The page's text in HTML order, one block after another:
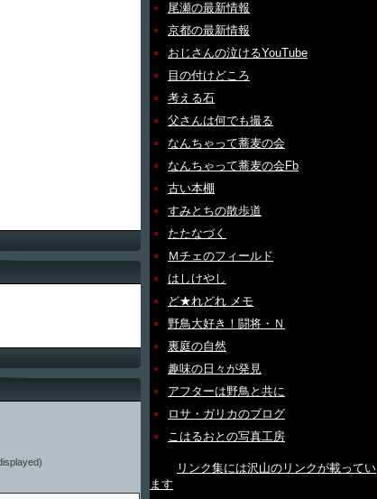
尾瀬の最新情報
京都の最新情報
おじさんの泣けるYouTube
目の付けどころ
考える石
父さんは何でも撮る
なんちゃって蕎麦の会
なんちゃって蕎麦の会Fb
古い本棚
すみとちの散歩道
たたなづく
Ｍチェのフィールド
はしけやし
ど★れどれ メモ
野鳥大好き！闘将・Ｎ
裏庭の自然
趣味の日々が発見
アフターは野鳥と共に
ロサ・ガリカのブログ
こはるおとの写真工房
リンク集には沢山のリンクが載ってい
ます